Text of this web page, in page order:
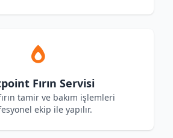
Fırın Servisi
tamir ve bakım işlemleri
ekip ile yapılır.